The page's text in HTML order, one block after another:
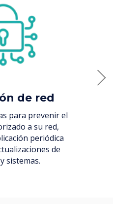
Control de
Implemente controles que
garanticen que solo el
autorizado pueda acceder a
sistemas, datos y redes.